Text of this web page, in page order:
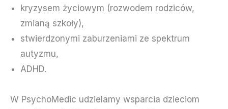
kryzysem życiowym (rozwodem rodziców,
zmianą szkoły),
stwierdzonymi zaburzeniami ze spektrum
autyzmu,
ADHD.
W PsychoMedic udzielamy wsparcia dzieciom